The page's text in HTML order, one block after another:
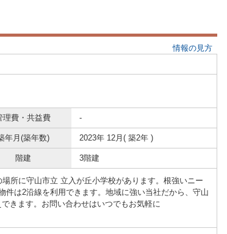
情報の見方
理費・共益費 -
年月(築年数) 2023年 12月( 築2年 )
階建 3階建
所に守山市立 立入が丘小学校があります。根強いニー
は2沿線を利用できます。地域に強い当社だから、守山
きます。お問い合わせはいつでもお気軽に